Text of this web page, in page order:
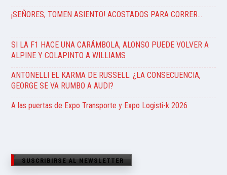
¡SEÑORES, TOMEN ASIENTO! ACOSTADOS PARA CORRER…
SI LA F1 HACE UNA CARÁMBOLA, ALONSO PUEDE VOLVER A
ALPINE Y COLAPINTO A WILLIAMS
ANTONELLI EL KARMA DE RUSSELL. ¿LA CONSECUENCIA,
GEORGE SE VA RUMBO A AUDI?
A las puertas de Expo Transporte y Expo Logisti-k 2026
SUSCRIBIRSE AL NEWSLETTER